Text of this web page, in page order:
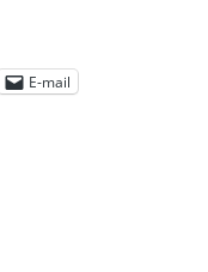
E-mail